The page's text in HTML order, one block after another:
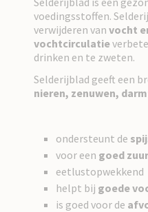
voedingsstoffen.
verwijderen van vocht
vochtcirculatie
drinken en te zweten.
Selderijblad geeft een
nieren, zenuwen,
ondersteunt de
voor een goed
eetlustopwekkend
helpt bij goede
is goed voor de